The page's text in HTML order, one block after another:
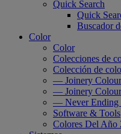
Quick Search
Quick
Buscador
Color
Color
Colecciones de
Colección de
— Joinery Colour
— Joinery Colour
— Never Ending
Software & Tools
Colores Del Año